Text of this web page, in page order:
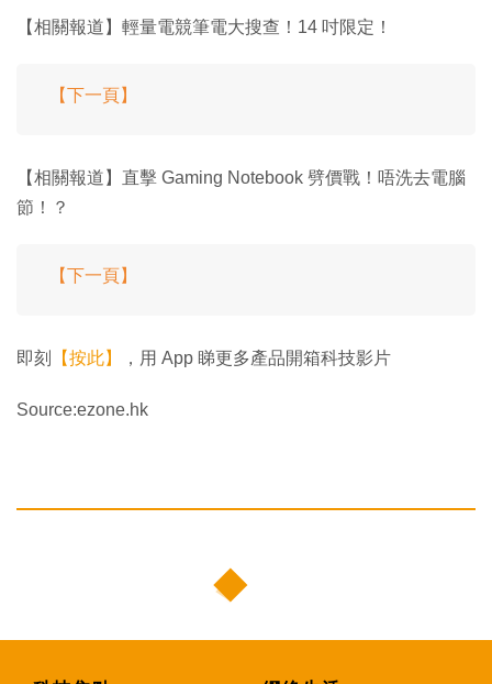
【相關報道】輕量電競筆電大搜查！14 吋限定！
【下一頁】
【相關報道】直擊 Gaming Notebook 劈價戰！唔洗去電腦
節！？
【下一頁】
即刻 【按此】 ，用 App 睇更多產品開箱科技影片
Source:ezone.hk